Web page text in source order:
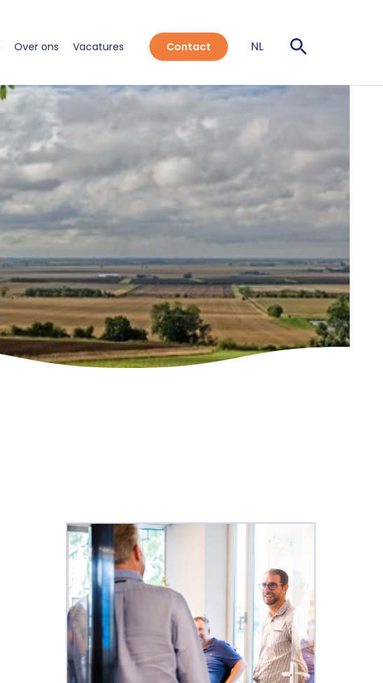
NL
Over ons Vacatures Contact